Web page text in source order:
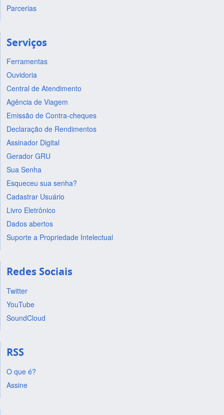
Parcerias
Serviços
Ferramentas
Ouvidoria
Central de Atendimento
Agência de Viagem
Emissão de Contra-cheques
Declaração de Rendimentos
Assinador Digital
Gerador GRU
Sua Senha
Esqueceu sua senha?
Cadastrar Usuário
Livro Eletrônico
Dados abertos
Suporte a Propriedade Intelectual
Redes Sociais
Twitter
YouTube
SoundCloud
RSS
O que é?
Assine